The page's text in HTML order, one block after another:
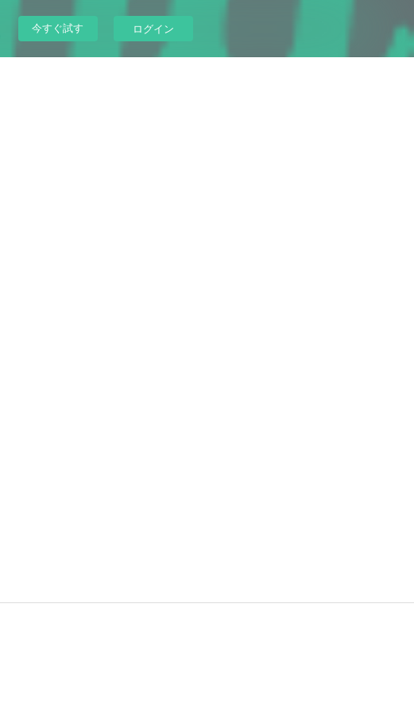
今すぐ試す ログイン